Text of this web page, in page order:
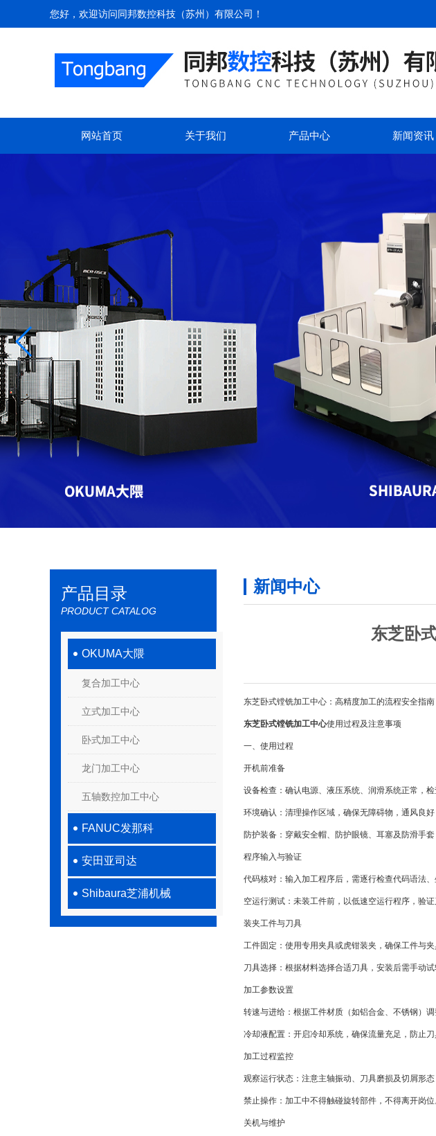
您好，欢迎访问同邦数控科技（苏州）有限公司 ！
网站首页 关于我们 产品中心 新闻资讯
产品目录
PRODUCT CATALOG
OKUMA大隈
复合加工中心
立式加工中心
卧式加工中心
龙门加工中心
五轴数控加工中心
FANUC发那科
安田亚司达
Shibaura芝浦机械
新闻中心
东芝卧
东芝卧式镗铣加工中心：高精度加工的流程安全指南
东芝卧式镗铣加工中心使用过程及注意事项
一、使用过程
开机前准备​
设备检查：确认电源、液压系统、润滑系统正常，
环境确认：清理操作区域，确保无障碍物，通风良
防护装备：穿戴安全帽、防护眼镜、耳塞及防滑手
程序输入与验证​
代码核对：输入加工程序后，需逐行检查代码语法
空运行测试：未装工件前，以低速空运行程序，验
装夹工件与刀具​
工件固定：使用专用夹具或虎钳装夹，确保工件与
刀具选择：根据材料选择合适刀具，安装后需手动
加工参数设置​
转速与进给：根据工件材质（如铝合金、不锈钢）
冷却液配置：开启冷却系统，确保流量充足，防止
加工过程监控​
观察运行状态：注意主轴振动、刀具磨损及切屑形
禁止操作：加工中不得触碰旋转部件，不得离开岗位
关机与维护​